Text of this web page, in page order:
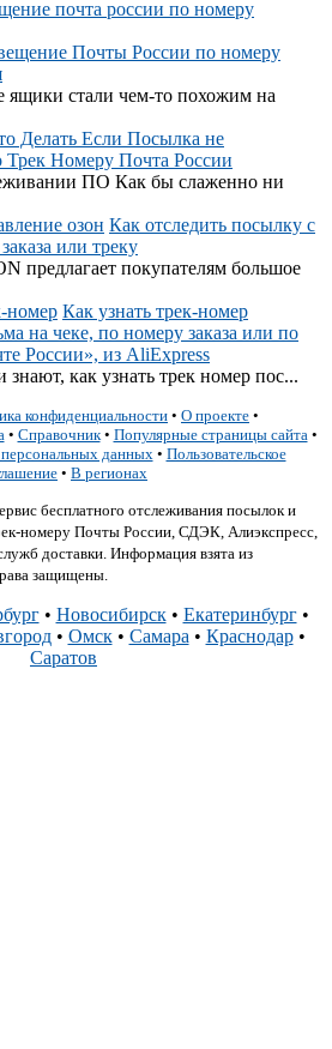
Почты России по номеру
ящики стали чем-то похожим на
Делать Если Посылка не
Трек Номеру Почта России
ПО Как бы слаженно ни
Как отследить посылку с
или треку
предлагает покупателям большое
Как узнать трек-номер
на чеке, по номеру заказа или по
России», из AliExpress
знают, как узнать трек номер пос...
конфиденциальности • О проекте •
• Справочник• Популярные страницы сайта•
данных• Пользовательское
• В регионах
бесплатного отслеживания посылок и
номеру Почты России, СДЭК, Алиэкспресс,
доставки. Информация взята из
защищены.
• Новосибирск• Екатеринбург•
• Омск• Самара • Краснодар•
Саратов